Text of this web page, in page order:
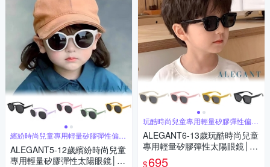
繽紛時尚兒童專用輕量矽膠彈性偏光
太陽眼鏡
ALEGANT5-12歲繽紛時尚兒童
專用輕量矽膠彈性太陽眼鏡│U
玩酷時尚兒童專用輕量矽膠彈性偏光
太陽眼鏡
ALEGANT6-13歲玩酷時尚兒童
專用輕量矽膠彈性太陽眼鏡│U
V400偏光墨鏡│台灣品牌│4色
$695